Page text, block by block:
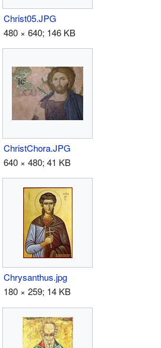
Christ05.JPG
480 × 640; 146 KB
ChristChora.JPG
640 × 480; 41 KB
Chrysanthus.jpg
180 × 259; 14 KB